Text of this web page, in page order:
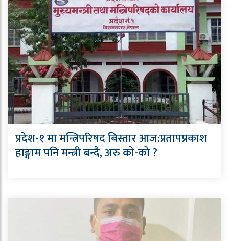
प्रदेश-१ मा मन्त्रिपरिषद बिस्तार आज:प्रतापप्रकाश
हाङ्गाम पनि मन्त्री बन्दै, अरु को-को ?